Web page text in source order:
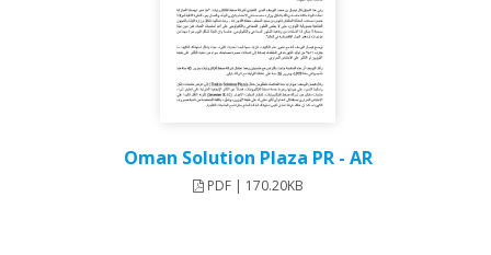
Oman Solution Plaza PR - AR
PDF | 170.20KB